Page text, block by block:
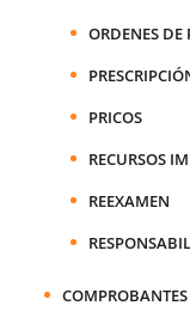
ORDENES DE
PRICOS
RECURSOS
REEXAMEN